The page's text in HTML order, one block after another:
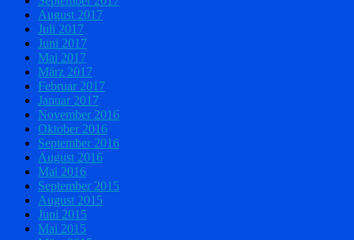
August 2017
Juli 2017
Juni 2017
Mai 2017
März 2017
Februar 2017
Januar 2017
November 2016
Oktober 2016
September 2016
August 2016
Mai 2016
September 2015
August 2015
Juni 2015
Mai 2015